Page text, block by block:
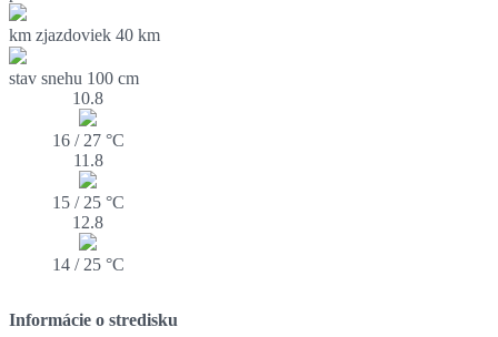
km zjazdoviek 40 km
stav snehu 100 cm
10.8
16 / 27 °C
11.8
15 / 25 °C
12.8
14 / 25 °C
Informácie o stredisku